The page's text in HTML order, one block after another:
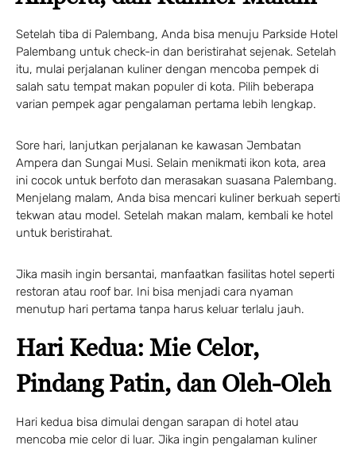
Setelah tiba di Palembang, Anda bisa menuju Parkside Hotel
Palembang untuk check-in dan beristirahat sejenak. Setelah
itu, mulai perjalanan kuliner dengan mencoba pempek di
salah satu tempat makan populer di kota. Pilih beberapa
varian pempek agar pengalaman pertama lebih lengkap.
Sore hari, lanjutkan perjalanan ke kawasan Jembatan
Ampera dan Sungai Musi. Selain menikmati ikon kota, area
ini cocok untuk berfoto dan merasakan suasana Palembang.
Menjelang malam, Anda bisa mencari kuliner berkuah seperti
tekwan atau model. Setelah makan malam, kembali ke hotel
untuk beristirahat.
Jika masih ingin bersantai, manfaatkan fasilitas hotel seperti
restoran atau roof bar. Ini bisa menjadi cara nyaman
menutup hari pertama tanpa harus keluar terlalu jauh.
Hari Kedua: Mie Celor,
Pindang Patin, dan Oleh-Oleh
Hari kedua bisa dimulai dengan sarapan di hotel atau
mencoba mie celor di luar. Jika ingin pengalaman kuliner